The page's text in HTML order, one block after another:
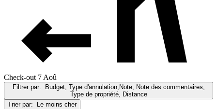
Check-out 7 Aoû
Filtrer par:
Budget, Type d'annulation,Note, Note des commentaires,
Type de propriété, Distance
Trier par:
Le moins cher